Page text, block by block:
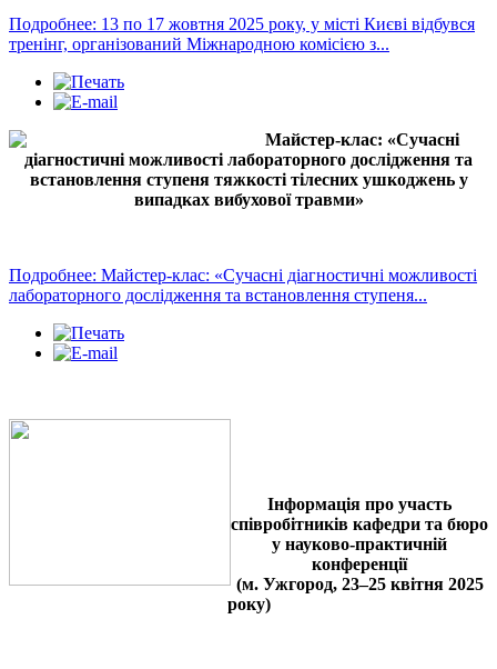
Подробнее: 13 по 17 жовтня 2025 року, у місті Києві відбувся
тренінг, організований Міжнародною комісією з...
Майстер-клас: «Сучасні
діагностичні можливості лабораторного дослідження та
встановлення ступеня тяжкості тілесних ушкоджень у
випадках вибухової травми»
Подробнее: Майстер-клас: «Сучасні діагностичні можливості
лабораторного дослідження та встановлення ступеня...
Інформація про участь
співробітників кафедри та бюро
у науково-практичній
конференції
(м. Ужгород, 23–25 квітня 2025
року)